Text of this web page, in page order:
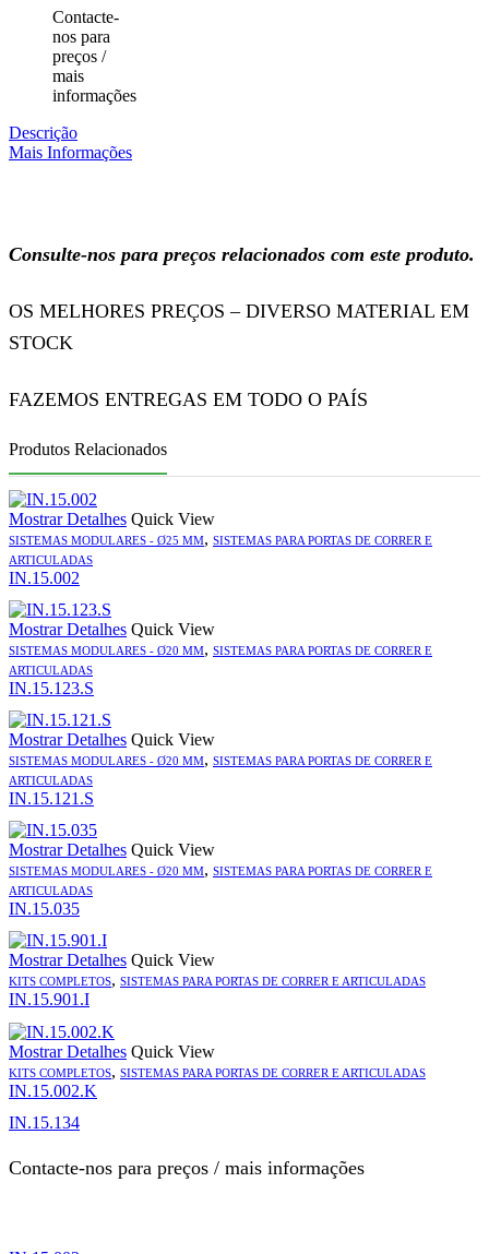
Contacte-
nos para
preços /
mais
informações
Descrição
Mais Informações
Consulte-nos para preços relacionados com este produto.
OS MELHORES PREÇOS – DIVERSO MATERIAL EM
STOCK
FAZEMOS ENTREGAS EM TODO O PAÍS
Produtos Relacionados
Mostrar Detalhes Quick View
SISTEMAS MODULARES - Ø25 MM, SISTEMAS PARA PORTAS DE CORRER E
ARTICULADAS
IN.15.002
Mostrar Detalhes Quick View
SISTEMAS MODULARES - Ø20 MM, SISTEMAS PARA PORTAS DE CORRER E
ARTICULADAS
IN.15.123.S
Mostrar Detalhes Quick View
SISTEMAS MODULARES - Ø20 MM, SISTEMAS PARA PORTAS DE CORRER E
ARTICULADAS
IN.15.121.S
Mostrar Detalhes Quick View
SISTEMAS MODULARES - Ø20 MM, SISTEMAS PARA PORTAS DE CORRER E
ARTICULADAS
IN.15.035
Mostrar Detalhes Quick View
KITS COMPLETOS, SISTEMAS PARA PORTAS DE CORRER E ARTICULADAS
IN.15.901.I
Mostrar Detalhes Quick View
KITS COMPLETOS, SISTEMAS PARA PORTAS DE CORRER E ARTICULADAS
IN.15.002.K
IN.15.134
Contacte-nos para preços / mais informações